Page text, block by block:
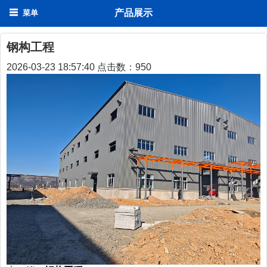
产品展示
菜单
钢构工程
2026-03-23 18:57:40 点击数： 950